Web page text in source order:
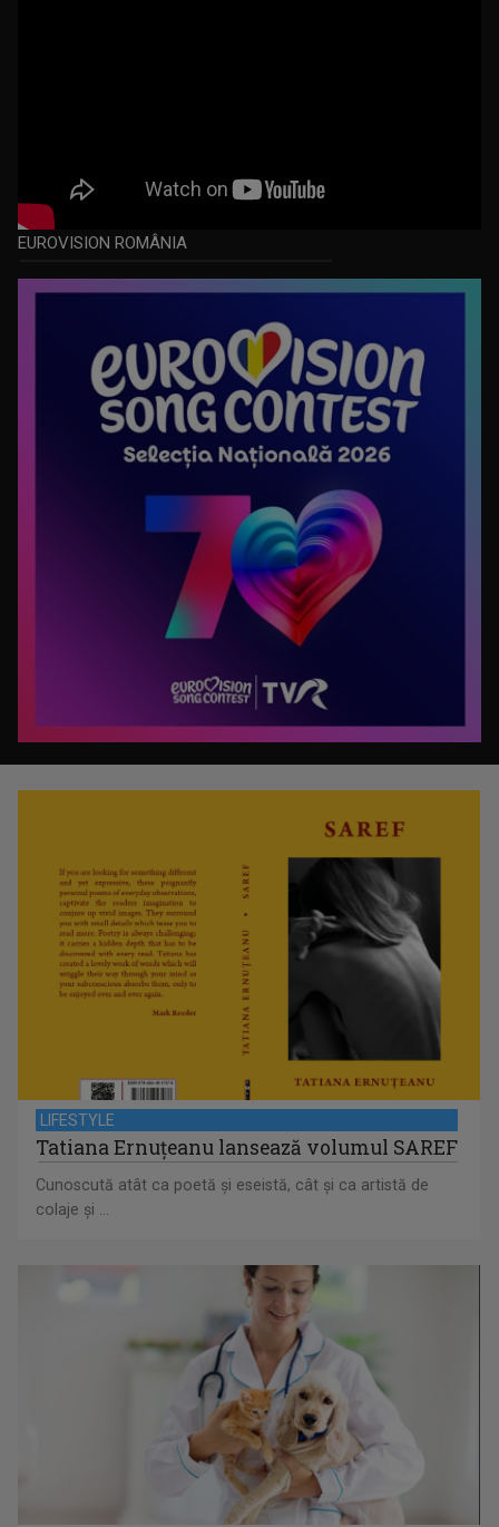
EUROVISION ROMÂNIA
LIFESTYLE
Tatiana Ernuțeanu lansează volumul SAREF
Cunoscută atât ca poetă și eseistă, cât și ca artistă de
colaje și ...